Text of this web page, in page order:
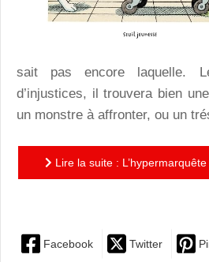
sait pas encore laquelle.
d’injustices, il trouvera bien
un monstre à affronter, ou un
Lire la suite :
Facebook Twitter